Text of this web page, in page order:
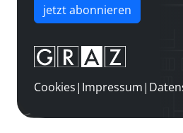
jetzt abonnieren
Cookies| Impressum|